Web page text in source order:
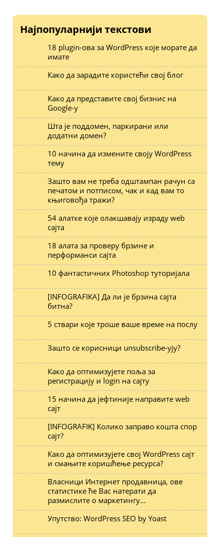
Најпопуларнији текстови
18 plugin-ова за WordPress које морате да
имате
Како да зарадите користећи свој блог
Како да представите свој бизнис на
Google-у
Шта је поддомен, паркирани или
додатни домен?
10 начина да измените своју WordPress
тему
Зашто вам не треба одштампан рачун са
печатом и потписом, чак и кад вам то
књиговођа тражи?
54 алатке које олакшавају израду web
сајта
18 алата за проверу брзине и
перформанси сајта
10 фантастичних Photoshop туторијала
[INFOGRAFIKA] Да ли је брзина сајта
битна?
5 ствари које троше ваше време на послу
Зашто се корисници unsubscribe-ују?
Како да оптимизујете поља за
регистрацију и login на сајту
15 начина да јефтиније направите web
сајт
[INFOGRAFIK] Колико заправо кошта спор
сајт?
Како да оптимизујете свој WordPress сајт
и смањите коришћење ресурса?
Власници Интернет продавница, ове
статистике ће Вас натерати да
размислите о маркетингу…
Упутство: WordPress SEO by Yoast